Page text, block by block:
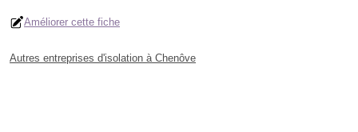
Améliorer cette fiche
Autres entreprises d'isolation à Chenôve